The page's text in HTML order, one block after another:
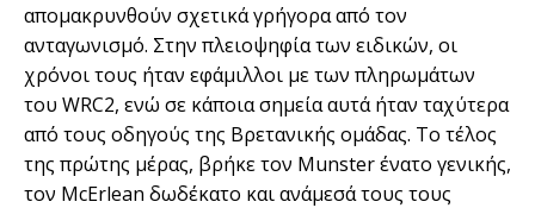
απομακρυνθούν σχετικά γρήγορα από τον
ανταγωνισμό. Στην πλειοψηφία των ειδικών, οι
χρόνοι τους ήταν εφάμιλλοι με των πληρωμάτων
του WRC2, ενώ σε κάποια σημεία αυτά ήταν ταχύτερα
από τους οδηγούς της Βρετανικής ομάδας. Το τέλος
της πρώτης μέρας, βρήκε τον Munster ένατο γενικής,
τον McErlean δωδέκατο και ανάμεσά τους τους